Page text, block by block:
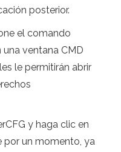
posterior.
el comando
una ventana CMD
le permitirán abrir
y haga clic en
por un momento, ya